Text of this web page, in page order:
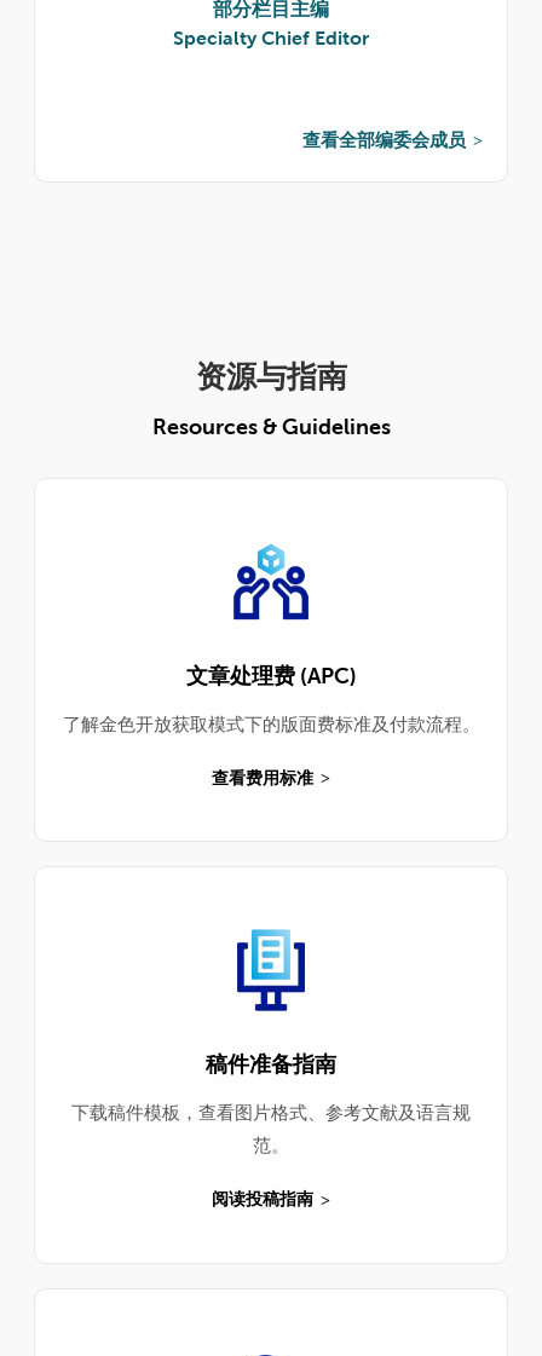
部分栏目主编
Specialty Chief Editor
查看全部编委会成员
资源与指南
Resources & Guidelines
文章处理费 (APC)
了解金色开放获取模式下的版面费标准及付款流程。
查看费用标准
稿件准备指南
下载稿件模板，查看图片格式、参考文献及语言规
范。
阅读投稿指南